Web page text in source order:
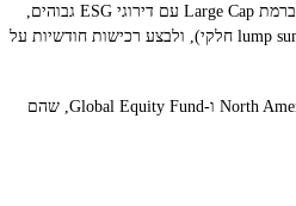
כדי לשלב DCA בחלוקת נכסים אתית, אתה צריך מדיניות ברורה שמגדירה יעדי אחוזים לכל קטגוריית נכס: אג"ח ESG, מניות ברמת Large Cap עם דירוגי ESG גבוהים,
חשיפה לחברות קטנות עם השפעה ברורה, ואלטרנטיביים תמאטיים. דוגמה נפוצה היא לשים חלק מהסכום ככניסה ראשונית (lump sum חלקי), ולבצע רכישות חודשיות על
מספק הדגמות למודלים כמו North America Impact Fund ו‑Global Equity Fund, שהם